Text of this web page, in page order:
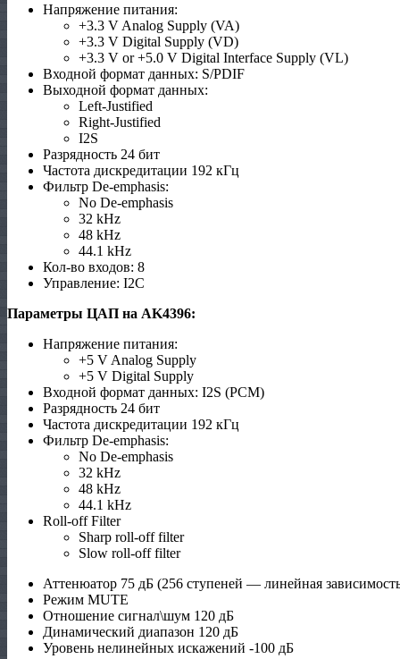
Напряжение питания:
+3.3 V Analog Supply (VA)
+3.3 V Digital Supply (VD)
+3.3 V or +5.0 V Digital Interface Supply (VL)
Входной формат данных: S/PDIF
Выходной формат данных:
Left-Justified
Right-Justified
I2S
Разрядность 24 бит
Частота дискредитации 192 кГц
Фильтр De-emphasis:
No De-emphasis
32 kHz
48 kHz
44.1 kHz
Кол-во входов: 8
Управление: I2C
Параметры ЦАП на AK4396:
Напряжение питания:
+5 V Analog Supply
+5 V Digital Supply
Входной формат данных: I2S (PCM)
Разрядность 24 бит
Частота дискредитации 192 кГц
Фильтр De-emphasis:
No De-emphasis
32 kHz
48 kHz
44.1 kHz
Roll-off Filter
Sharp roll-off filter
Slow roll-off filter
Аттенюатор 75 дБ (256 ступеней — линейная
Режим MUTE
Отношение сигнал\шум 120 дБ
Динамический диапазон 120 дБ
Уровень нелинейных искажений -100 дБ